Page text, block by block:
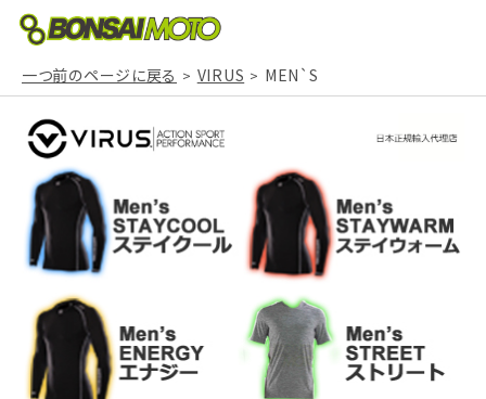
一つ前のページに戻る VIRUS MEN`S